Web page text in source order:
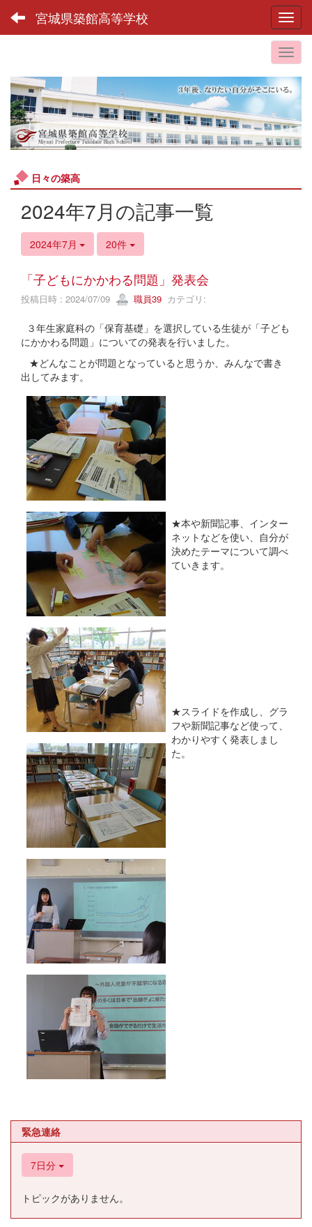
宮城県築館高等学校
日々の築高
2024年7月の記事一覧
2024年7月 20件
「子どもにかかわる問題」発表会
投稿日時 : 2024/07/09 職員39 カテゴリ:
３年生家庭科の「保育基礎」を選択している生徒が「子ども
にかかわる問題」についての発表を行いました。
★どんなことが問題となっていると思うか、みんなで書き
出してみます。
★本や新聞記事、インター
ネットなどを使い、自分が
決めたテーマについて調べ
ていきます。
★スライドを作成し、グラ
フや新聞記事など使って、
わかりやすく発表しまし
た。
緊急連絡
7日分
トピックがありません。